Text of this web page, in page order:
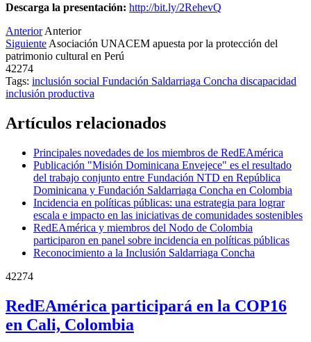
Descarga la presentación: http://bit.ly/2RehevQ
Anterior Anterior
Siguiente Asociación UNACEM apuesta por la protección del
patrimonio cultural en Perú
42274
Tags: inclusión social Fundación Saldarriaga Concha discapacidad
inclusión productiva
Artículos relacionados
Principales novedades de los miembros de RedEAmérica
Publicación "Misión Dominicana Envejece" es el resultado
del trabajo conjunto entre Fundación NTD en República
Dominicana y Fundación Saldarriaga Concha en Colombia
Incidencia en políticas públicas: una estrategia para lograr
escala e impacto en las iniciativas de comunidades sostenibles
RedEAmérica y miembros del Nodo de Colombia
participaron en panel sobre incidencia en políticas públicas
Reconocimiento a la Inclusión Saldarriaga Concha
42274
RedEAmérica participará en la COP16
en Cali, Colombia